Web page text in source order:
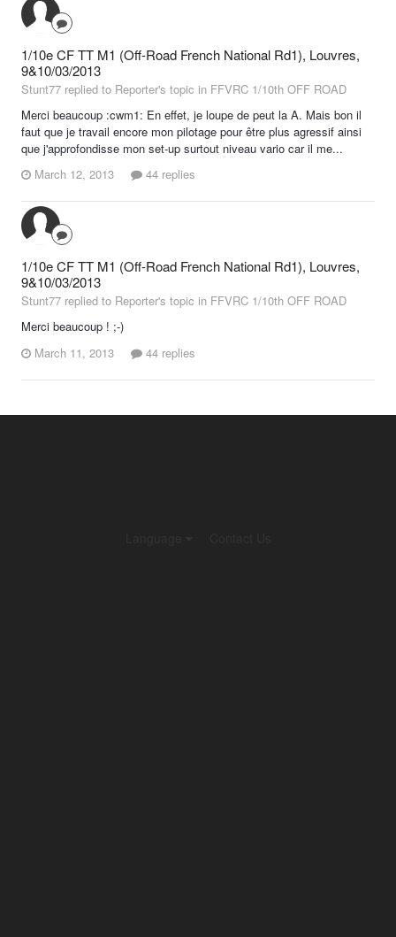
1/10e CF TT M1 (Off-Road French National Rd1), Louvres,
9&10/03/2013
Stunt77 replied to Reporter's topic in FFVRC 1/10th OFF ROAD
Merci beaucoup :cwm1: En effet, je loupe de peut la A. Mais bon il
faut que je travail encore mon pilotage pour être plus agressif ainsi
que j'approfondisse mon set-up surtout niveau vario car il me...
March 12, 2013
44 replies
1/10e CF TT M1 (Off-Road French National Rd1), Louvres,
9&10/03/2013
Stunt77 replied to Reporter's topic in FFVRC 1/10th OFF ROAD
Merci beaucoup ! ;-)
March 11, 2013
44 replies